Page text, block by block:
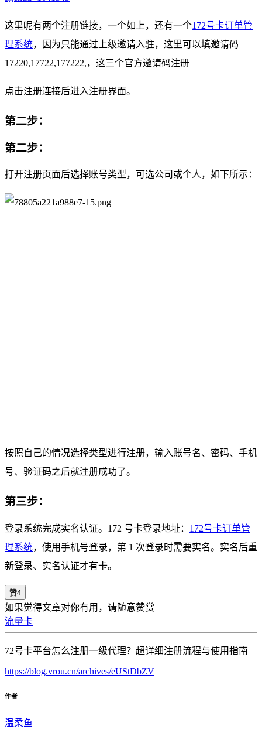
这里呢有两个注册链接，一个如上，还有一个172号卡订单管
理系统，因为只能通过上级邀请入驻，这里可以填邀请码
17220,17722,177222,，这三个官方邀请码注册
点击注册连接后进入注册界面。
第二步：
第二步：
打开注册页面后选择账号类型，可选公司或个人，如下所示：
按照自己的情况选择类型进行注册，输入账号名、密码、手机
号、验证码之后就注册成功了。
第三步：
登录系统完成实名认证。172 号卡登录地址： 172号卡订单管
理系统，使用手机号登录，第 1 次登录时需要实名。实名后重
新登录、实名认证才有卡。
赞4
如果觉得文章对你有用，请随意赞赏
流量卡
72号卡平台怎么注册一级代理？超详细注册流程与使用指南
https://blog.vrou.cn/archives/eUStDbZV
作者
温柔鱼